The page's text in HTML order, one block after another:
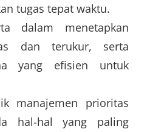
tugas tepat waktu.
dalam menetapkan
dan terukur, serta
yang efisien untuk
manajemen prioritas
hal-hal yang paling